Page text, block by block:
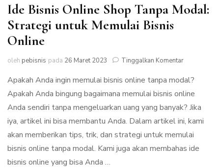
Ide Bisnis Online Shop Tanpa Modal:
Strategi untuk Memulai Bisnis
Online
oleh pebisnis pada 26 Maret 2023 Tinggalkan Komentarpada
Bisnis
Online
Shop
Tanpa
Modal:
untuk
Memulai
Apakah Anda ingin memulai bisnis online tanpa modal?
Apakah Anda bingung bagaimana memulai bisnis online
Anda sendiri tanpa mengeluarkan uang yang banyak? Jika
iya, artikel ini bisa membantu Anda. Dalam artikel ini, kami
akan memberikan tips, trik, dan strategi untuk memulai
bisnis online tanpa modal. Kami juga akan membahas ide
bisnis online yang bisa Anda …